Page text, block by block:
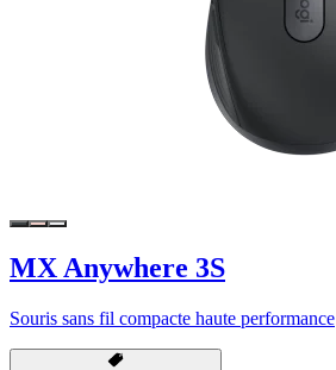
MX Anywhere 3S
Souris sans fil compacte haute performance